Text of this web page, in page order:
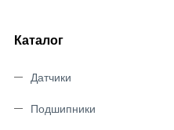
Каталог
Датчики
Подшипники